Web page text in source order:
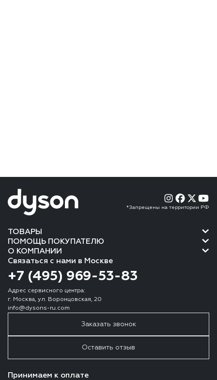
*Запрещены на территории РФ
ТОВАРЫ
ПОМОЩЬ ПОКУПАТЕЛЮ
О КОМПАНИИ
Связаться с нами в Москве
+7 (495) 969-53-83
Адрес сервисного центра:
г. Москва, ул. Воронцовская, 20
info@dysons-ru.com
Заказать звонок
Оставить отзыв
Принимаем к оплате